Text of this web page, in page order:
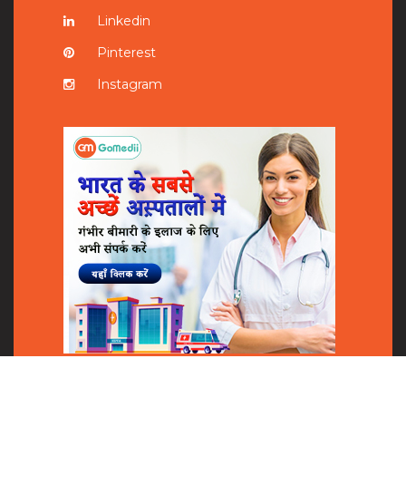
Linkedin
Pinterest
Instagram